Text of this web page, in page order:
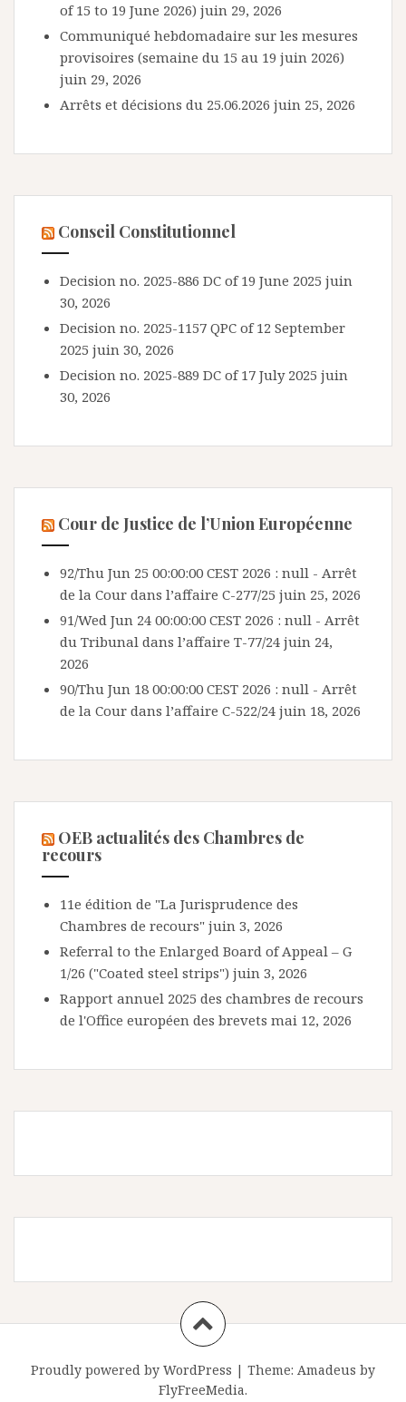
of 15 to 19 June 2026) juin 29, 2026
Communiqué hebdomadaire sur les mesures
provisoires (semaine du 15 au 19 juin 2026)
juin 29, 2026
Arrêts et décisions du 25.06.2026 juin 25, 2026
Conseil Constitutionnel
Decision no. 2025-886 DC of 19 June 2025 juin
30, 2026
Decision no. 2025-1157 QPC of 12 September
2025 juin 30, 2026
Decision no. 2025-889 DC of 17 July 2025 juin
30, 2026
Cour de Justice de l’Union Européenne
92/Thu Jun 25 00:00:00 CEST 2026 : null - Arrêt
de la Cour dans l’affaire C-277/25 juin 25, 2026
91/Wed Jun 24 00:00:00 CEST 2026 : null - Arrêt
du Tribunal dans l’affaire T-77/24 juin 24,
2026
90/Thu Jun 18 00:00:00 CEST 2026 : null - Arrêt
de la Cour dans l’affaire C-522/24 juin 18, 2026
OEB actualités des Chambres de
recours
11e édition de "La Jurisprudence des
Chambres de recours" juin 3, 2026
Referral to the Enlarged Board of Appeal – G
1/26 ("Coated steel strips") juin 3, 2026
Rapport annuel 2025 des chambres de recours
de l'Office européen des brevets mai 12, 2026
Proudly powered by WordPress | Theme: Amadeus by
FlyFreeMedia.